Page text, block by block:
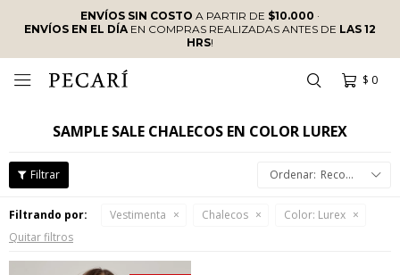
ENVÍOS SIN COSTO A PARTIR DE $10.000 ·
ENVÍOS EN EL DÍAEN COMPRAS REALIZADAS ANTES DE LAS 12
HRS!
$ 0

SAMPLE SALE CHALECOS EN COLOR LUREX
Recomendados
Filtrando por: Vestimenta Chalecos Color: Lurex
Quitar filtros